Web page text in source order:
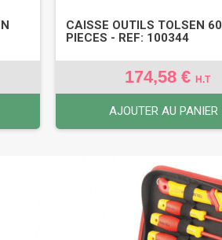
CAISSE OUTILS TOLSEN 60
PIECES - REF: 100344
174,58 €H.T
AJOUTER AU PANIER